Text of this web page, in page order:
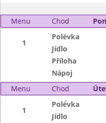
Menu Chod
1
Polévka
Jídlo
Příloha
Nápoj
Menu
Chod
1
Polévka
Jídlo